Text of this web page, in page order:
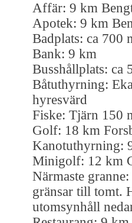
Affär: 9 km
Apotek: 9 km
Badplats: ca 700
Bank: 9 km
Busshållplats: ca
Båtuthyrning:
hyresvärd
Fiske: Tjärn 150
Golf: 18 km
Kanotuthyrning:
Minigolf: 12 km
Närmaste
gränsar till tomt.
utomsynhåll